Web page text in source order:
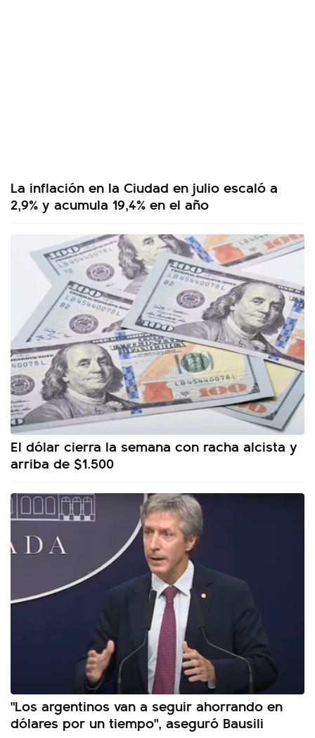
La inflación en la Ciudad en julio escaló a
2,9% y acumula 19,4% en el año
El dólar cierra la semana con racha alcista y
arriba de $1.500
"Los argentinos van a seguir ahorrando en
dólares por un tiempo", aseguró Bausili